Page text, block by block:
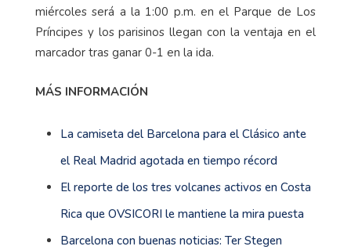
miércoles será a la 1:00 p.m. en el Parque de Los
Príncipes y los parisinos llegan con la ventaja en el
marcador tras ganar 0-1 en la ida.
MÁS INFORMACIÓN
La camiseta del Barcelona para el Clásico ante
el Real Madrid agotada en tiempo récord
El reporte de los tres volcanes activos en Costa
Rica que OVSICORI le mantiene la mira puesta
Barcelona con buenas noticias: Ter Stegen